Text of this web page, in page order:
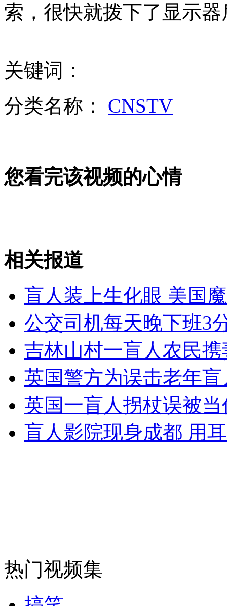
拳王阿里收中国首位职业拳王为关门弟子
山西运城恶犬咬伤多人 警民合力深夜将其击毙
无痛分娩是否安全 医生回应
外交部：有关国家言论片面不公正
安徽一实载49人客车翻车
走！跟着总书记去植树
消防员救轻生者 花炮节热闹非凡 减压"枕头大战"
索，很快就拨下了显示
关键词：
分类名称： CNSTV
您看完该视频的心情
相关报道
盲人装上生化眼 美国
公交司机每天晚下班3
吉林山村一盲人农民
英国警方为误击老年
英国一盲人拐杖误被
盲人影院现身成都 用
热门视频集